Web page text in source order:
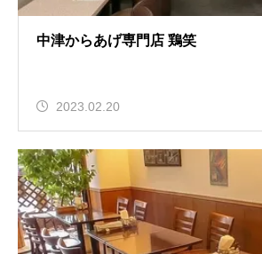
中津からあげ専門店 鶏笑
2023.02.20